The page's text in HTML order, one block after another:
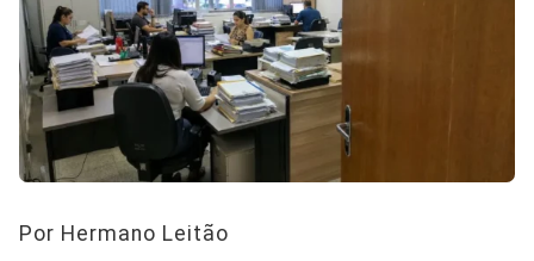
Por Hermano Leitão